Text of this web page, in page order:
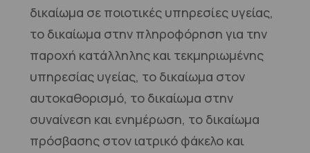
δικαίωμα σε ποιοτικές υπηρεσίες υγείας,
το δικαίωμα στην πληροφόρηση για την
παροχή κατάλληλης και τεκμηριωμένης
υπηρεσίας υγείας, το δικαίωμα στον
αυτοκαθορισμό, το δικαίωμα στην
συναίνεση και ενημέρωση, το δικαίωμα
πρόσβασης στον ιατρικό φάκελο και